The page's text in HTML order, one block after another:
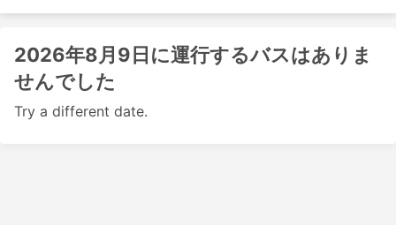
2026年8月9日に運行するバスはありま
せんでした
Try a different date.